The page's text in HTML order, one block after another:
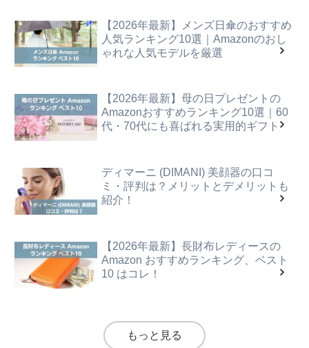
【2026年最新】メンズ日傘のおすすめ
人気ランキング10選｜Amazonのおし
ゃれな人気モデルを厳選
【2026年最新】母の日プレゼントの
Amazonおすすめランキング10選｜60
代・70代にも喜ばれる実用的ギフト
ディマーニ (DIMANI) 美顔器の口コ
ミ・評判は？メリットとデメリットも
紹介！
【2026年最新】長財布レディースの
Amazon おすすめランキング、ベスト
10 はコレ！
もっと見る